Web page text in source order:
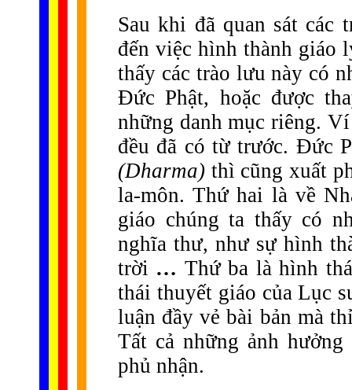
Sau khi đã quan sát
đến việc hình thành giáo
thấy các trào lưu này có
Đức Phật, hoặc được
những danh mục riêng.
đều đã có từ trước. Đức
(Dharma) thì cũng xuất
la-môn. Thứ hai là về
giáo chúng ta thấy có
nghĩa thư, như sự hình
trời … Thứ ba là hình
thái thuyết giáo của Lục
luận đầy vẻ bài bản mà
Tất cả những ảnh
phủ nhận.